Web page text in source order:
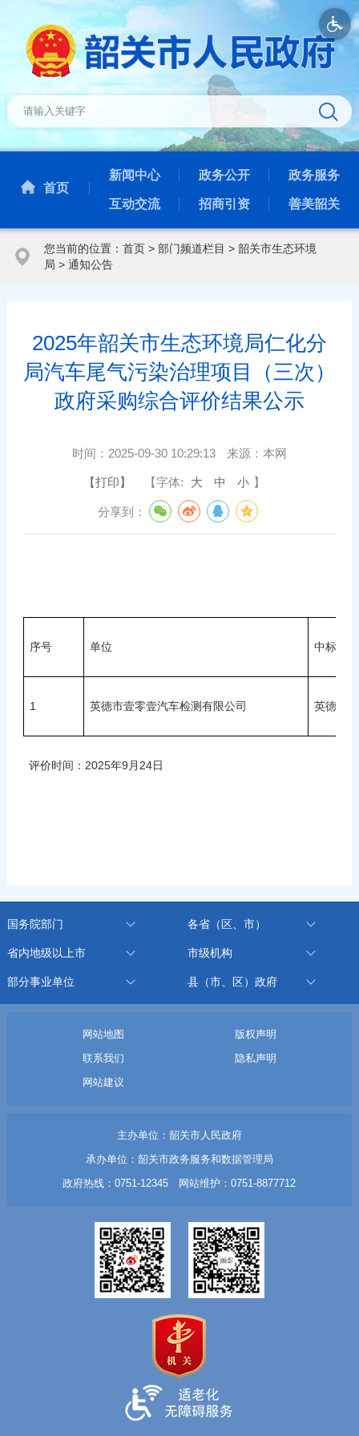
首页
新闻中心 政务公开 政务服务
互动交流 招商引资 善美韶关
您当前的位置： 首页> 部门频道栏目 > 韶关市生态环境
局 > 通知公告
2025年韶关市生态环境局仁化分
局汽车尾气污染治理项目（三次）
政府采购综合评价结果公示
时间： 2025-09-30 10:29:13 来源： 本网
【打印】 【字体: 大 中 小 】
分享到：
序号 单位 中标单位
1 英德市壹零壹汽车检测有限公司 英德市
评价时间：2025年9月24日
国务院部门 各省（区、市）
省内地级以上市 市级机构
部分事业单位 县（市、区）政府
网站地图
版权声明
联系我们
隐私声明
网站建议
主办单位：韶关市人民政府
承办单位：韶关市政务服务和数据管理局
政府热线：0751-12345 网站维护：0751-8877712